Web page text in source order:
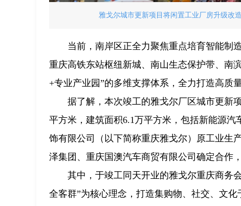
雅戈尔城市更新项目将闲置工业厂房升级改
当前，南岸区正全力聚焦重点培育智能制
重庆高铁东站枢纽新城、南山生态保护带、南
+专业产业园”的多维支撑体系，全力打造高质
据了解，本次竣工的雅戈尔厂区城市更新
平方米，建筑面积6.1万平方米，包括新能源
饰有限公司（以下简称重庆雅戈尔）原工业生
泽集团、重庆国澳汽车商贸有限公司确定合作
其中，于竣工同天开业的雅戈尔重庆商务
全客群”为核心理念，打造集购物、社交、文